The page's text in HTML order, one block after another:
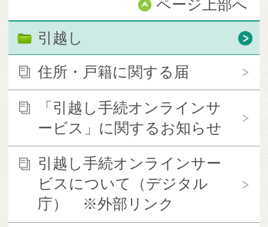
ページ上部へ
引越し
住所・戸籍に関する届
「引越し手続オンラインサ
ービス」に関するお知らせ
引越し手続オンラインサー
ビスについて（デジタル
庁） ※外部リンク